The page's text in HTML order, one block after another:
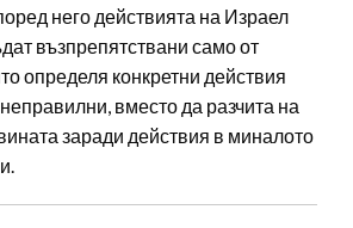
него действията на Израел
възпрепятствани само от
определя конкретни действия
вместо да разчита на
заради действия в миналото